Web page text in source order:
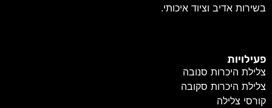
בשירות אדיב וציוד איכותי.
פעילויות
צלילת היכרות סנובה
צלילת היכרות סקובה
קורסי צלילה